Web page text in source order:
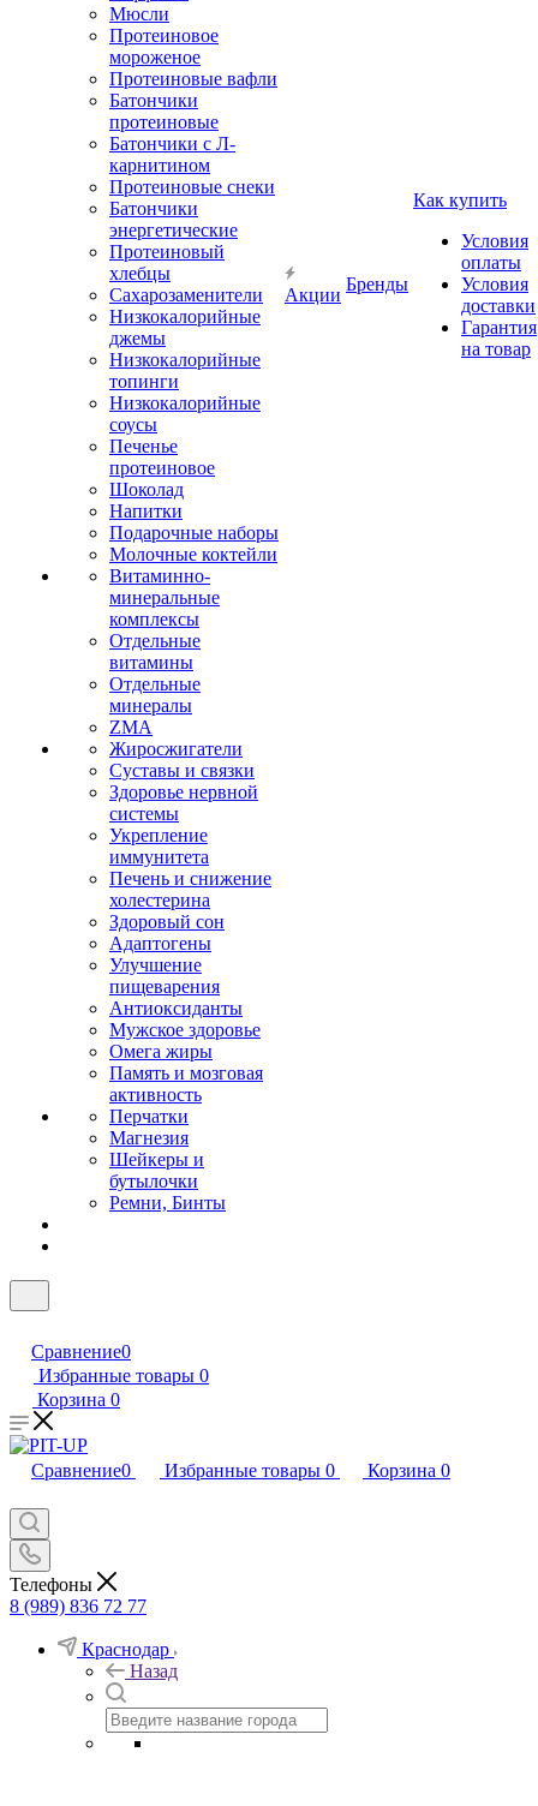
Мюсли
Протеиновое
мороженое
Протеиновые вафли
Батончики
протеиновые
Батончики с Л-
карнитином
Протеиновые снеки
Батончики
энергетические
Протеиновый
хлебцы
Сахарозаменители
Низкокалорийные
джемы
Низкокалорийные
топинги
Низкокалорийные
соусы
Печенье
протеиновое
Шоколад
Напитки
Подарочные наборы
Молочные коктейли
Витаминно-
минеральные
комплексы
Отдельные
витамины
Отдельные
минералы
ZMA
Жиросжигатели
Суставы и связки
Здоровье нервной
системы
Укрепление
иммунитета
Печень и снижение
холестерина
Здоровый сон
Адаптогены
Улучшение
пищеварения
Антиоксиданты
Мужское здоровье
Омега жиры
Память и мозговая
активность
Перчатки
Магнезия
Шейкеры и
бутылочки
Ремни, Бинты
Акции
Бренды
Как купить
Условия
оплаты
Условия
доставки
Гарантия
на товар
Сравнение0
Избранные товары 0
Корзина 0
Сравнение0 Избранные товары 0 Корзина 0
Телефоны
8 (989) 836 72 77
Краснодар
Назад